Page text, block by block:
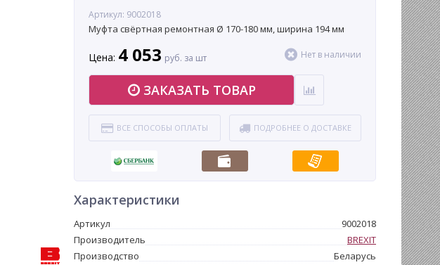
Артикул: 9002018
Муфта свёртная ремонтная Ø 170-180 мм, ширина 194 мм
Цена: 4 053 руб. за шт Нет в наличии
ЗАКАЗАТЬ ТОВАР
ВСЕ СПОСОБЫ ОПЛАТЫ ПОДРОБНЕЕ О ДОСТАВКЕ
Характеристики
Артикул
9002018
Производитель
BREXIT
Производство
Беларусь